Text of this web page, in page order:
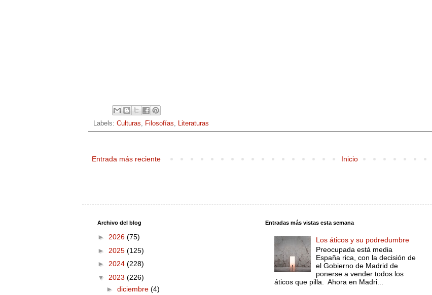
Labels: Culturas Filosofías Literaturas
Entrada más reciente Inicio
Archivo del blog
► 2026 (75)
► 2025 (125)
► 2024 (228)
▼ 2023 (226)
► diciembre (4)
Entradas más vistas esta semana
Los áticos y su podredumbre
Preocupada está media
España rica, con la decisión de
el Gobierno de Madrid de
ponerse a vender todos los
áticos que pilla. Ahora en Madri...